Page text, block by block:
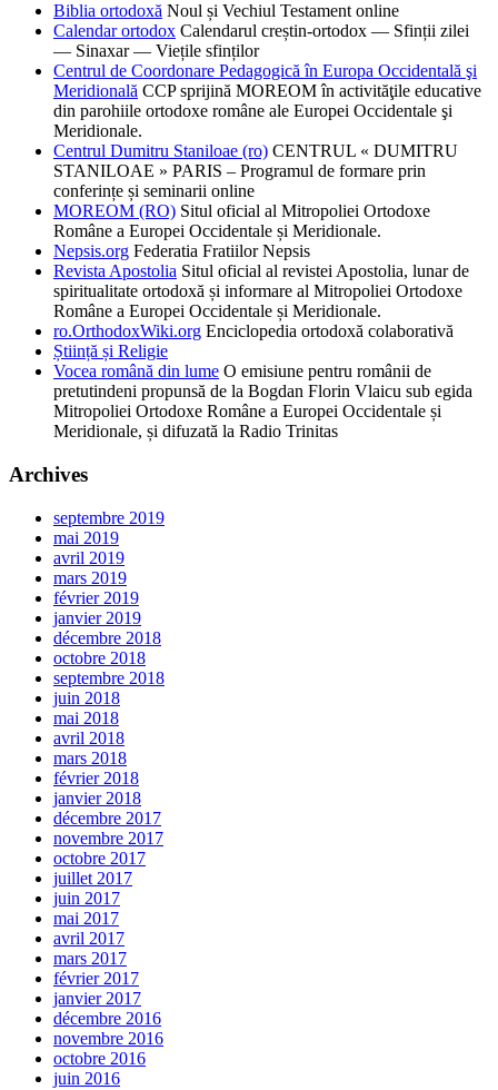
Biblia ortodoxă Noul și Vechiul Testament online
Calendar ortodox Calendarul creștin-ortodox — Sfinții zilei
— Sinaxar — Viețile sfinților
Centrul de Coordonare Pedagogică în Europa Occidentală şi
Meridională CCP sprijină MOREOM în activităţile educative
din parohiile ortodoxe române ale Europei Occidentale şi
Meridionale.
Centrul Dumitru Staniloae (ro) CENTRUL « DUMITRU
STANILOAE » PARIS – Programul de formare prin
conferințe și seminarii online
MOREOM (RO) Situl oficial al Mitropoliei Ortodoxe
Române a Europei Occidentale și Meridionale.
Nepsis.org Federatia Fratiilor Nepsis
Revista Apostolia Situl oficial al revistei Apostolia, lunar de
spiritualitate ortodoxă și informare al Mitropoliei Ortodoxe
Române a Europei Occidentale și Meridionale.
ro.OrthodoxWiki.org Enciclopedia ortodoxă colaborativă
Știință și Religie
Vocea română din lume O emisiune pentru românii de
pretutindeni propunsă de la Bogdan Florin Vlaicu sub egida
Mitropoliei Ortodoxe Române a Europei Occidentale și
Meridionale, și difuzată la Radio Trinitas
Archives
septembre 2019
mai 2019
avril 2019
mars 2019
février 2019
janvier 2019
décembre 2018
octobre 2018
septembre 2018
juin 2018
mai 2018
avril 2018
mars 2018
février 2018
janvier 2018
décembre 2017
novembre 2017
octobre 2017
juillet 2017
juin 2017
mai 2017
avril 2017
mars 2017
février 2017
janvier 2017
décembre 2016
novembre 2016
octobre 2016
juin 2016